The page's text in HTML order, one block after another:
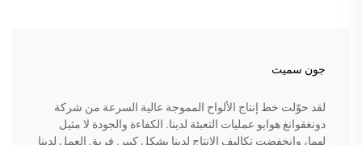
جون سميث
لقد حوّلت خط إنتاج الألواح المموجة عالية السرعة من شركة
دونغقوانغ هوايو عمليات التعبئة لدينا. الكفاءة والجودة لا مثيل
لهما، وانخفضت تكاليف الإنتاج لدينا بشكل كبير. فريق العمل لدينا